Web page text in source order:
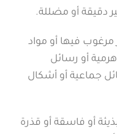
دقيقة أو مضللة.
فيها أو مواد
أو رسائل
جماعية أو أشكال
أو فاسقة أو قذرة